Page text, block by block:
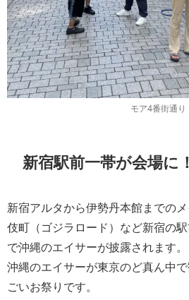
モア4番街通り
新宿駅前一帯が会場に！
新宿アルタから伊勢丹本館までの
伎町（ゴジラロード）など新宿の
で沖縄のエイサーが披露されます。
沖縄のエイサーが東京のど真ん中
ごいお祭りです。